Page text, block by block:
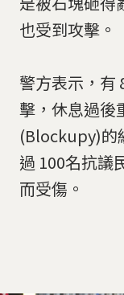
也受到攻擊。
警方表示，有
擊，休息過後
(Blockupy)的
過 100名抗議
而受傷。